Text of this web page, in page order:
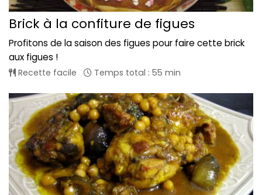
Brick à la confiture de figues
Profitons de la saison des figues pour faire cette brick
aux figues !
Recette facile Temps total : 55 min